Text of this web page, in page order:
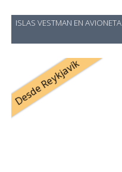
ISLAS VESTMAN EN AVIONETA
Desde Reykjavík